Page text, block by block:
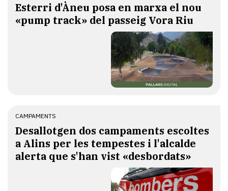
Esterri d'Àneu posa en marxa el nou
«pump track» del passeig Vora Riu
CAMPAMENTS
​Desallotgen dos campaments escoltes
a Alins per les tempestes i l'alcalde
alerta que s'han vist «desbordats»